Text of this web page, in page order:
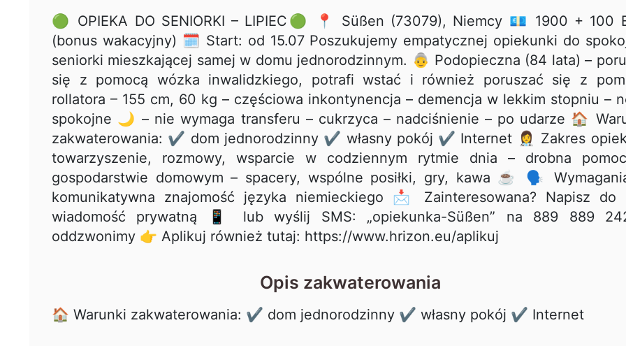
🟢 OPIEKA DO SENIORKI – LIPIEC🟢 📍 Süßen (73079), Niemcy 💶 1900 + 100
(bonus wakacyjny) 🗓 Start: od 15.07 Poszukujemy empatycznej opiekunki do
seniorki mieszkającej samej w domu jednorodzinnym. 👵 Podopieczna (84 lata) –
się z pomocą wózka inwalidzkiego, potrafi wstać i również poruszać się z
rollatora – 155 cm, 60 kg – częściowa inkontynencja – demencja w lekkim stopniu –
spokojne 🌙 – nie wymaga transferu – cukrzyca – nadciśnienie – po udarze 🏠
zakwaterowania: ✔ dom jednorodzinny ✔ własny pokój ✔ Internet 👩‍⚕️ Zakres
towarzyszenie, rozmowy, wsparcie w codziennym rytmie dnia – drobna
gospodarstwie domowym – spacery, wspólne posiłki, gry, kawa ☕ 🗣
komunikatywna znajomość języka niemieckiego 📩 Zainteresowana? Napisz do
wiadomość prywatną 📱 lub wyślij SMS: „opiekunka-Süßen” na 889 889
oddzwonimy 👉 Aplikuj również tutaj: https://www.hrizon.eu/aplikuj
Opis zakwaterowania
🏠 Warunki zakwaterowania: ✔ dom jednorodzinny ✔ własny pokój ✔ Internet